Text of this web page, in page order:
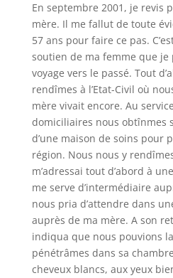
En septembre 2001, je revis
mère. Il me fallut de toute
57 ans pour faire ce pas.
soutien de ma femme que
voyage vers le passé. Tout
rendîmes à l’Etat-Civil où
mère vivait encore. Au
domiciliaires nous obtînmes
d’une maison de soins pour
région. Nous nous y
m’adressai tout d’abord à
me serve d’intermédiaire
nous pria d’attendre dans
auprès de ma mère. A son
indiqua que nous pouvions
pénétrâmes dans sa
cheveux blancs, aux yeux